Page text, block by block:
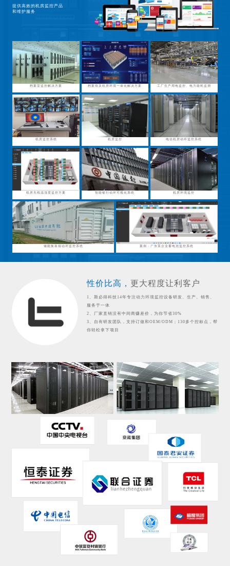
提供高效的机房监控产品
和维护服务
档案室监控解决方案 档案馆及机房环境一体化解决方案 工厂生产用电监控、电力能耗监测
机房监控系统 机房监控 电信机房动环监控系统
机房无线温湿度监控方案 智能银行动环可视化系统 机房环境监控
储能集装箱动环监控系统 案例：广东某企业蓄电池监控系统
性价比高， 更大程度让利客户
1、斯必得科技14年专注动力环境监控设备研发、生产、销售、
服务于一体
2、厂家直销没有中间商赚差价，为你节省30%
3、自有研发团队，支持订做和OEM/ODM；130多个控标点，帮
你轻松拿下项目